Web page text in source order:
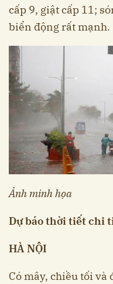
cấp 9, giật cấp 11;
biển động rất mạnh.
Ảnh minh họa
Dự báo thời tiết chi
HÀ NỘI
Có mây, chiều tối và